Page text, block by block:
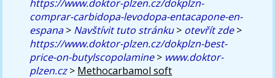
https://www.doktor-plzen.cz/dokplzn-
comprar-carbidopa-levodopa-entacapone-en-
espana> Navštívit tuto stránku> otevřít zde>
https://www.doktor-plzen.cz/dokplzn-best-
price-on-butylscopolamine> www.doktor-
plzen.cz> Methocarbamol soft